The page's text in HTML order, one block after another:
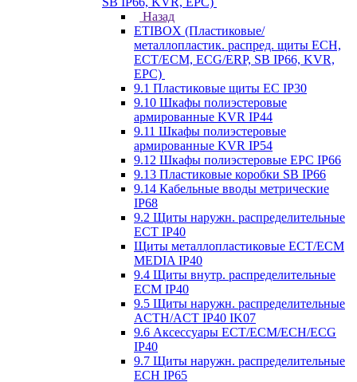
Назад
ETIBOX (Пластиковые/
металлопластик. распред. щиты ECH,
ECT/ECM, ECG/ERP, SB IP66, KVR,
EPC)
9.1 Пластиковые щиты EC IP30
9.10 Шкафы полиэстеровые
армированные KVR IP44
9.11 Шкафы полиэстеровые
армированные KVR IP54
9.12 Шкафы полиэстеровые EPC IP66
9.13 Пластиковые коробки SB IP66
9.14 Кабельные вводы метрические
IP68
9.2 Щиты наружн. распределительные
ECT IP40
Щиты металлопластиковые ECT/ECM
MEDIA IP40
9.4 Щиты внутр. распределительные
ECМ IP40
9.5 Щиты наружн. распределительные
ACTH/ACT IP40 IK07
9.6 Аксессуары ECT/ECM/ECH/ECG
IP40
9.7 Щиты наружн. распределительные
ECH IP65